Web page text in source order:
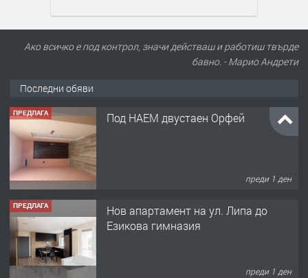
Ако всичко е под контрол, значи действаш и работиш твърде
бавно. - Марио Андрети
Последни обяви
ПРЕДЛАГА Под НАЕМ двустаен Орфей
преди 1 ден
ПРЕДЛАГА
Нов апартамент на ул. Липа до
Езикова гимназия
преди 1 ден